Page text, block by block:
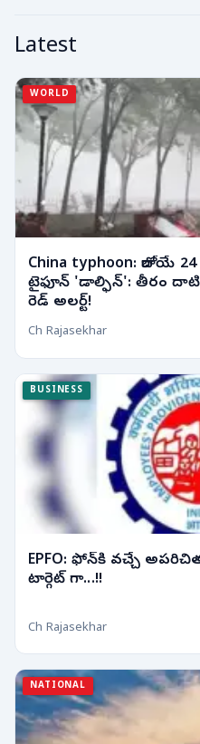
Latest
WORLD
China typhoon: రాబోయే
టైఫూన్ 'డాల్ఫిన్': తీరం
రెడ్ అలర్ట్!
Ch Rajasekhar
BUSINESS
EPFO: ఫోన్‌కి వచ్చే అపరిచిత
టార్గెట్ గా...!!
Ch Rajasekhar
NATIONAL